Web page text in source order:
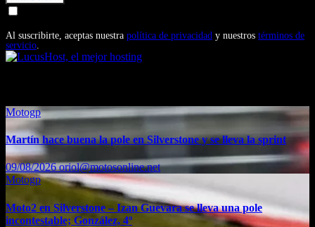
Al suscribirte, aceptas nuestra política de privacidad y nuestros términos de
servicio.
Motogp
Martín hace buena la pole en Silverstone y se lleva la sprint
09/08/2026oriol@motosonline.net
Motogp
Moto2 en Silverstone – Izan Guevara se lleva una pole
incontestable; González, 4º